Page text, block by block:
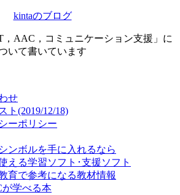
kintaのブログ
，AAC，コミュニケーション支援」に
いて書いています
せ
ト(2019/12/18)
ーポリシー
ンボルを手に入れるなら
える学習ソフト･支援ソフト
育で参考になる教材情報
学べる本